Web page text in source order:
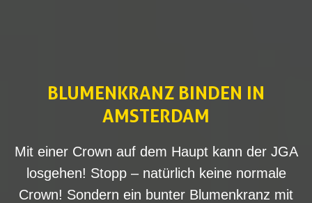
BLUMENKRANZ BINDEN IN
AMSTERDAM
Mit einer Crown auf dem Haupt kann der JGA
losgehen! Stopp – natürlich keine normale
Crown! Sondern ein bunter Blumenkranz mit